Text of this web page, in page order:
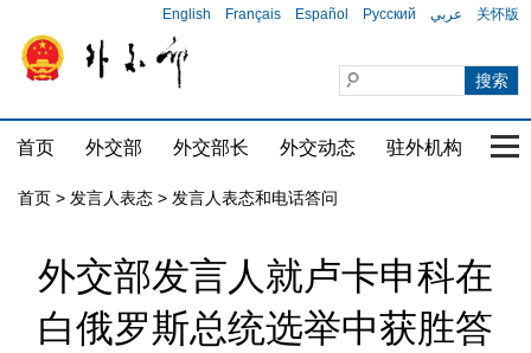
English Français Español Русский عربي 关怀版
首页 外交部 外交部长 外交动态 驻外机构 国
首页 > 发言人表态 > 发言人表态和电话答问
外交部发言人就卢卡申科在
白俄罗斯总统选举中获胜答